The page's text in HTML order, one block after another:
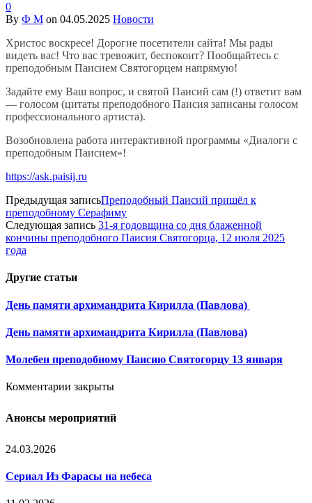
0
By Ф М on 04.05.2025 Новости
Христос воскресе! Дорогие посетители сайта! Мы рады
видеть вас! Что вас тревожит, беспокоит? Пообщайтесь с
преподобным Паисием Святогорцем напрямую!
Задайте ему Ваш вопрос, и святой Паисий сам (!) ответит вам
— голосом (цитаты преподобного Паисия записаны голосом
профессионального артиста).
Возобновлена работа интерактивной программы «Диалоги с
преподобным Паисием»!
https://ask.paisij.ru
Предыдущая записьПреподобный Паисий пришёл к
преподобному Серафиму
Следующая запись 31-я годовщина со дня блаженной
кончины преподобного Паисия Святогорца, 12 июля 2025
года
Другие статьи
День памяти архимандрита Кирилла (Павлова)
День памяти архимандрита Кирилла (Павлова)
Молебен преподобному Паисию Святогорцу 13 января
Комментарии закрыты
Анонсы мероприятий
24.03.2026
Сериал Из Фарасы на небеса